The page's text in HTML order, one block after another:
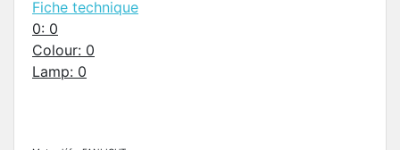
Fiche technique
0: 0
Colour: 0
Lamp: 0